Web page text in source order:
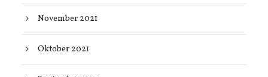
November 2021
Oktober 2021